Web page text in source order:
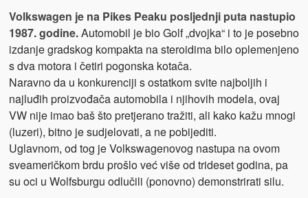
Volkswagen je na Pikes Peaku posljednji puta nastupio
1987. godine.Automobil je bio Golf „dvojka“ i to je posebno
izdanje gradskog kompakta na steroidima bilo oplemenjeno
s dva motora i četiri pogonska kotača.
Naravno da u konkurenciji s ostatkom svite najboljih i
najluđih proizvođača automobila i njihovih modela, ovaj
VW nije imao baš što pretjerano tražiti, ali kako kažu mnogi
(luzeri), bitno je sudjelovati, a ne pobijediti.
Uglavnom, od tog je Volkswagenovog nastupa na ovom
sveameričkom brdu prošlo već više od trideset godina, pa
su oci u Wolfsburgu odlučili (ponovno) demonstrirati silu.